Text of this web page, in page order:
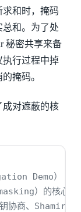
和时，掩码
和。为了处
秘密共享来备
行过程中掉
掩码。
成对遮蔽的核
Demo）
）的核心思
商、Shamir 秘